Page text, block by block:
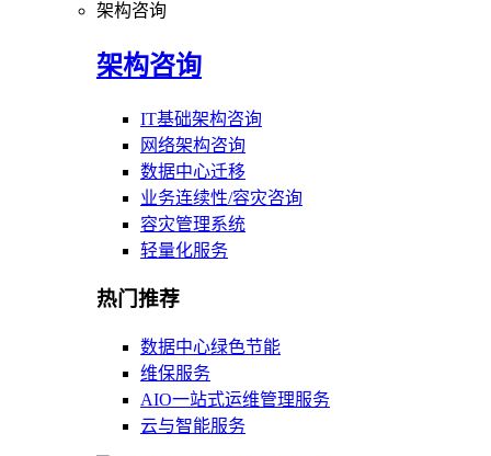
架构咨询
架构咨询
IT基础架构咨询
网络架构咨询
数据中心迁移
业务连续性/容灾咨询
容灾管理系统
轻量化服务
热门推荐
数据中心绿色节能
维保服务
AIO一站式运维管理服务
云与智能服务